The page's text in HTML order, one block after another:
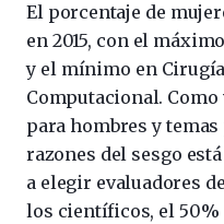
El porcentaje de
en 2015, con el
y el mínimo en
Computacional.
para hombres y
razones del sesgo
a elegir evaluadores
los científicos, el 50%